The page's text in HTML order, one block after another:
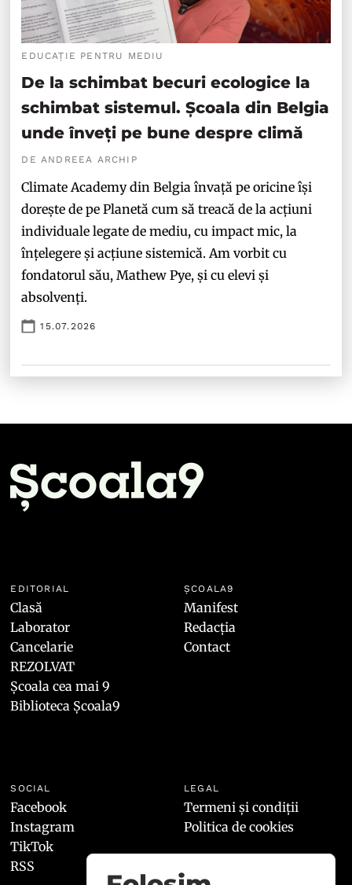
EDUCAȚIE PENTRU MEDIU
De la schimbat becuri ecologice la
schimbat sistemul. Școala din Belgia
unde înveți pe bune despre climă
DE ANDREEA ARCHIP
Climate Academy din Belgia învață pe oricine își
dorește de pe Planetă cum să treacă de la acțiuni
individuale legate de mediu, cu impact mic, la
înțelegere și acțiune sistemică. Am vorbit cu
fondatorul său, Mathew Pye, și cu elevi și
absolvenți.
15.07.2026
EDITORIAL
Clasă
Laborator
Cancelarie
REZOLVAT
Școala cea mai 9
Biblioteca Școala9
ȘCOALA9
Manifest
Redacția
Contact
SOCIAL
Facebook
Instagram
TikTok
RSS
LEGAL
Termeni și condiții
Politica de cookies